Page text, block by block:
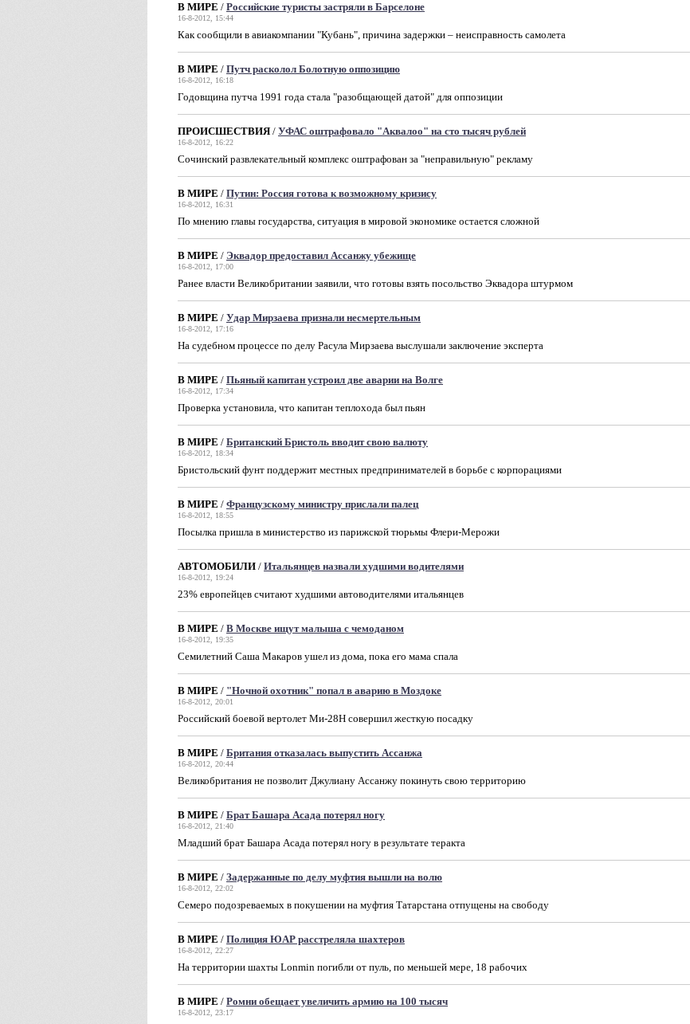
В МИРЕ / Российские туристы застряли в Барселоне
16-8-2012, 15:44
Как сообщили в авиакомпании "Кубань", причина задержки – неисправность самолета
В МИРЕ / Путч расколол Болотную оппозицию
16-8-2012, 16:18
Годовщина путча 1991 года стала "разобщающей датой" для оппозиции
ПРОИСШЕСТВИЯ / УФАС оштрафовало "Аквалоо" на сто тысяч рублей
16-8-2012, 16:22
Сочинский развлекательный комплекс оштрафован за "неправильную" рекламу
В МИРЕ / Путин: Россия готова к возможному кризису
16-8-2012, 16:31
По мнению главы государства, ситуация в мировой экономике остается сложной
В МИРЕ / Эквадор предоставил Ассанжу убежище
16-8-2012, 17:00
Ранее власти Великобритании заявили, что готовы взять посольство Эквадора штурмом
В МИРЕ / Удар Мирзаева признали несмертельным
16-8-2012, 17:16
На судебном процессе по делу Расула Мирзаева выслушали заключение эксперта
В МИРЕ / Пьяный капитан устроил две аварии на Волге
16-8-2012, 17:34
Проверка установила, что капитан теплохода был пьян
В МИРЕ / Британский Бристоль вводит свою валюту
16-8-2012, 18:34
Бристольский фунт поддержит местных предпринимателей в борьбе с корпорациями
В МИРЕ / Французскому министру прислали палец
16-8-2012, 18:55
Посылка пришла в министерство из парижской тюрьмы Флери-Мерожи
АВТОМОБИЛИ / Итальянцев назвали худшими водителями
16-8-2012, 19:24
23% европейцев считают худшими автоводителями итальянцев
В МИРЕ / В Москве ищут малыша с чемоданом
16-8-2012, 19:35
Семилетний Саша Макаров ушел из дома, пока его мама спала
В МИРЕ / "Ночной охотник" попал в аварию в Моздоке
16-8-2012, 20:01
Российский боевой вертолет Ми-28Н совершил жесткую посадку
В МИРЕ / Британия отказалась выпустить Ассанжа
16-8-2012, 20:44
Великобритания не позволит Джулиану Ассанжу покинуть свою территорию
В МИРЕ / Брат Башара Асада потерял ногу
16-8-2012, 21:40
Младший брат Башара Асада потерял ногу в результате теракта
В МИРЕ / Задержанные по делу муфтия вышли на волю
16-8-2012, 22:02
Семеро подозреваемых в покушении на муфтия Татарстана отпущены на свободу
В МИРЕ / Полиция ЮАР расстреляла шахтеров
16-8-2012, 22:27
На территории шахты Lonmin погибли от пуль, по меньшей мере, 18 рабочих
В МИРЕ / Ромни обещает увеличить армию на 100 тысяч
16-8-2012, 23:17